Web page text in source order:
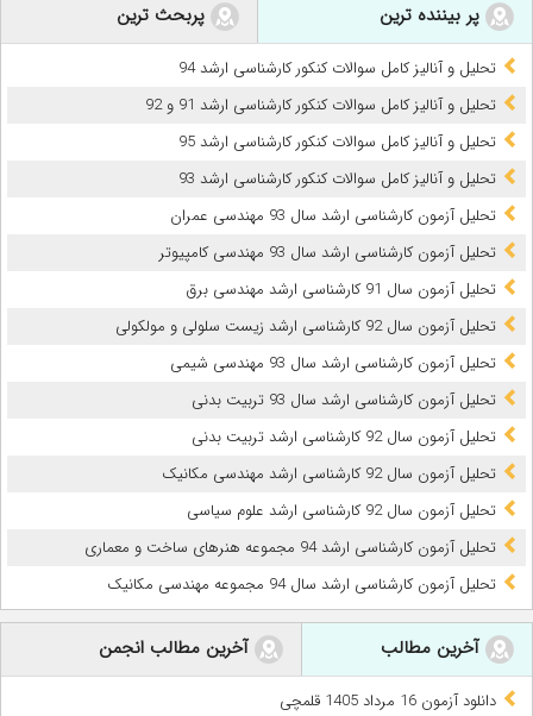
پر بیننده ترین پربحث ترین
تحلیل و آنالیز کامل سوالات کنکور کارشناسی ارشد 94
تحلیل و آنالیز کامل سوالات کنکور کارشناسی ارشد 91 و 92
تحلیل و آنالیز کامل سوالات کنکور کارشناسی ارشد 95
تحلیل و آنالیز کامل سوالات کنکور کارشناسی ارشد 93
تحلیل آزمون کارشناسی ارشد سال 93 مهندسی عمران
تحلیل آزمون کارشناسی ارشد سال 93 مهندسی کامپیوتر
تحلیل آزمون سال 91 کارشناسی ارشد مهندسی برق
تحلیل آزمون سال 92 کارشناسی ارشد زیست سلولی و مولکولی
تحلیل آزمون کارشناسی ارشد سال 93 مهندسی شیمی
تحلیل آزمون کارشناسی ارشد سال 93 تربیت بدنی
تحلیل آزمون سال 92 کارشناسی ارشد تربیت بدنی
تحلیل آزمون سال 92 کارشناسی ارشد مهندسی مکانیک
تحلیل آزمون سال 92 کارشناسی ارشد علوم سیاسی
تحلیل آزمون کارشناسی ارشد 94 مجموعه هنرهای ساخت و معماری
تحلیل آزمون کارشناسی ارشد سال 94 مجموعه مهندسی مکانیک
آخرین مطالب آخرین مطالب انجمن
دانلود آزمون 16 مرداد 1405 قلمچی